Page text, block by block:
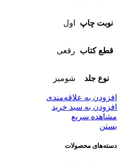
نوبت چاپ اول
قطع کتاب رقعی
نوع جلد شومیز
افزودن به علاقه‌مندی
افزودن به سبد خرید
مشاهده سریع
بستن
دسته‌های محصولات